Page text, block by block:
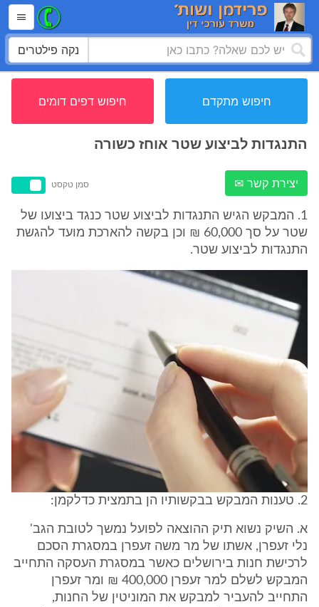
נקה פילטרים
חיפוש מתקדם חיפוש דפים דומים
התנגדות לביצוע שטר אוחז כשורה
יצירת קשר ✉ סמן טקסט
1. המבקש הגיש התנגדות לביצוע שטר כנגד ביצועו של
שטר על סך 60,000 ₪ וכן בקשה להארכת מועד להגשת
התנגדות לביצוע שטר.
2. טענות המבקש בבקשותיו הן בתמצית כדלקמן:
א. השיק נשוא תיק ההוצאה לפועל נמשך לטובת הגב'
נלי זעפרן, אשתו של מר משה זעפרן במסגרת הסכם
לרכישת חנות בירושלים כאשר במסגרת העסקה התחייב
המבקש לשלם למר זעפרן 400,000 ₪ ומר זעפרן
התחייב להעביר למבקש את המוניטין של החנות,